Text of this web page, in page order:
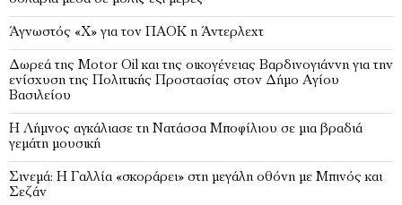
Άγνωστός «Χ» για τον ΠΑΟΚ η Άντερλεχτ
Δωρεά της Motor Oil και της οικογένειας Βαρδινογιάννη για την
ενίσχυση της Πολιτικής Προστασίας στον Δήμο Αγίου
Βασιλείου
Η Λήμνος αγκάλιασε τη Νατάσσα Μποφίλιου σε μια βραδιά
γεμάτη μουσική
Σινεμά: Η Γαλλία «σκοράρει» στη μεγάλη οθόνη με Μπινός και
Σεζάν